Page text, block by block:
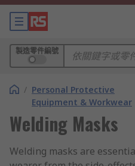
製造零件編號
/ Personal Protective
Equipment & Workwear
Welding Masks
Welding masks are